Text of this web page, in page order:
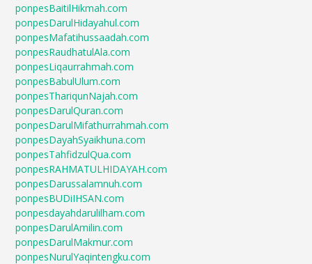
ponpesBaitilHikmah.com
ponpesDarulHidayahul.com
ponpesMafatihussaadah.com
ponpesRaudhatulAla.com
ponpesLiqaurrahmah.com
ponpesBabulUlum.com
ponpesThariqunNajah.com
ponpesDarulQuran.com
ponpesDarulMifathurrahmah.com
ponpesDayahSyaikhuna.com
ponpesTahfidzulQua.com
ponpesRAHMATULHIDAYAH.com
ponpesDarussalamnuh.com
ponpesBUDiIHSAN.com
ponpesdayahdarulilham.com
ponpesDarulAmilin.com
ponpesDarulMakmur.com
ponpesNurulYaqintengku.com